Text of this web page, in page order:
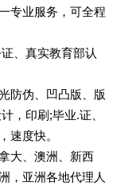
专业服务，可全程
、真实教育部认
防伪、凹凸版、版
，印刷;毕业.证、
速度快。
大、澳洲、新西
，亚洲各地代理人